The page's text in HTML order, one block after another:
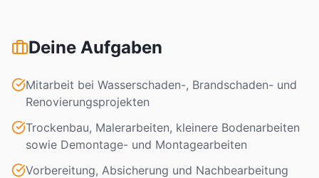
Deine Aufgaben
Mitarbeit bei Wasserschaden-, Brandschaden- und
Renovierungsprojekten
Trockenbau, Malerarbeiten, kleinere Bodenarbeiten
sowie Demontage- und Montagearbeiten
Vorbereitung, Absicherung und Nachbearbeitung